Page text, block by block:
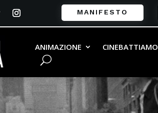
MANIFESTO
ANIMAZIONE CINEBATTIAMO